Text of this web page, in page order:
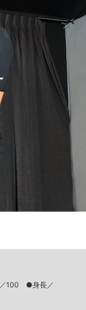
100 ●身長／